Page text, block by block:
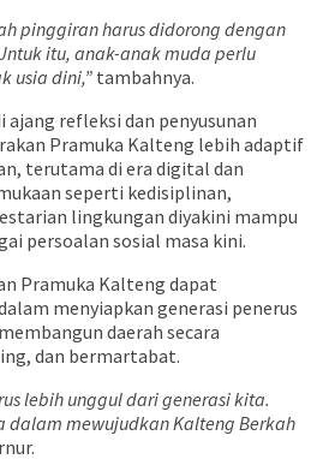
pinggiran harus didorong dengan
itu, anak-anak muda perlu
usia dini,” tambahnya.
ajang refleksi dan penyusunan
Pramuka Kalteng lebih adaptif
terutama di era digital dan
seperti kedisiplinan,
lingkungan diyakini mampu
persoalan sosial masa kini.
Pramuka Kalteng dapat
menyiapkan generasi penerus
daerah secara
dan bermartabat.
lebih unggul dari generasi kita.
dalam mewujudkan Kalteng Berkah